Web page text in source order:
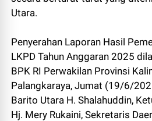
Utara.
Penyerahan Laporan Hasil
LKPD Tahun Anggaran 2025
BPK RI Perwakilan Provinsi
Palangkaraya, Jumat (19/6/
Barito Utara H. Shalahuddin,
Hj. Mery Rukaini, Sekretaris